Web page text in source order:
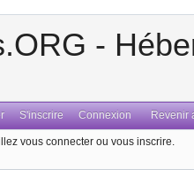
-
S'inscrire Connexion Revenir
vous connecter ou vous inscrire.